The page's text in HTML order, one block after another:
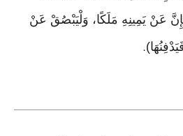
عَنْ يَمِينِهِ مَلَكًا، وَلْيَبْصُقْ عَنْ
.